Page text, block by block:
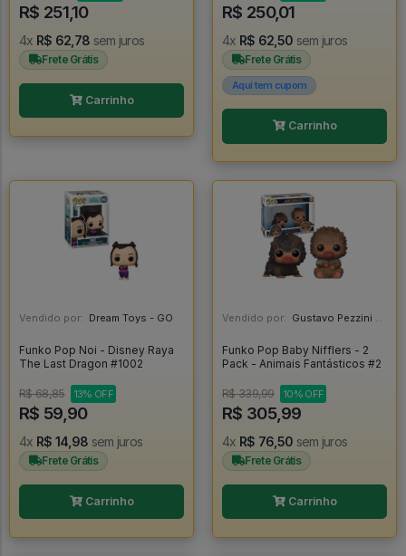
R$ 251,10
4x R$ 62,78 sem juros
Frete Grátis
Carrinho
R$ 250,01
4x R$ 62,50 sem juros
Frete Grátis
Aqui tem cupom
Carrinho
Vendido por: Dream Toys - GO
Funko Pop Noi - Disney Raya
The Last Dragon #1002
R$ 68,85 13% OFF
R$ 59,90
4x R$ 14,98 sem juros
Frete Grátis
Carrinho
Vendido por: Gustavo Pezzini - MG
Funko Pop Baby Nifflers - 2
Pack - Animais Fantásticos #2
R$ 339,99 10% OFF
R$ 305,99
4x R$ 76,50 sem juros
Frete Grátis
Carrinho